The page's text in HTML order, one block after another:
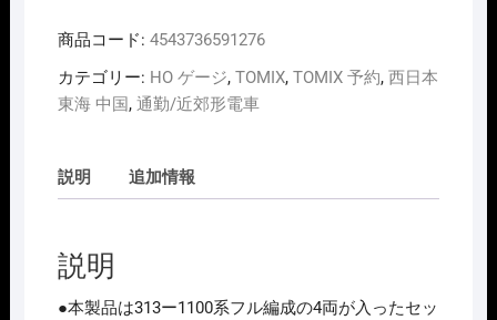
ｼﾞ
TOMIX
HO-
1100
系
郊
電
車
商品コード: 4543736591276
カテゴリー: HO ゲージ, TOMIX, TOMIX 予約, 西日本
東海 中国 , 通勤/近郊形電車
説明 追加情報
説明
●本製品は313ー1100系フル編成の4両が入ったセッ